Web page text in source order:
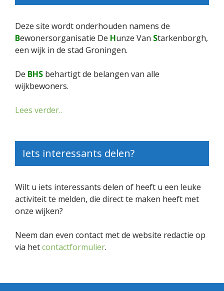
Deze site wordt onderhouden namens de
Bewonersorganisatie De Hunze Van Starkenborgh,
een wijk in de stad Groningen.
De BHS behartigt de belangen van alle
wijkbewoners.
Lees verder..
Iets interessants delen?
Wilt u iets interessants delen of heeft u een leuke
activiteit te melden, die direct te maken heeft met
onze wijken?
Neem dan even contact met de website redactie op
via hetcontactformulier.